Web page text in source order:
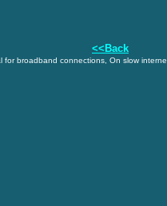
<<Back
for broadband connections, On slow